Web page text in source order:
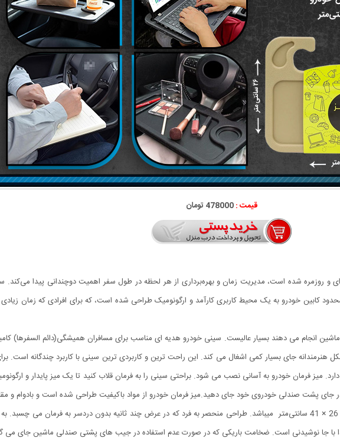
قیمت :478000 تومان
و روزمره شده است، مدیریت زمان و بهره‌برداری از هر لحظه در طول سفر اهمیت دوچندانی پیدا می‌کند.
کابین خودرو به یک محیط کاربری کارآمد و ارگونومیک طراحی شده است، که برای افرادی که زمان
انجام می دهند بسیار عالیست. سینی خودرو هدیه ای مناسب برای مسافران همیشگی(دائم السفرها)
جای بسیار کمی اشغال می کند. این راحت ترین و کاربردی ترین سینی با کاربرد چندگانه است.
دارد. میز فرمان خودرو به آسانی نصب می شود. براحتی سینی را به فرمان قلاب کنید تا یک میز پایدار و
پشت صندلی خودروی خود جای دهید.میز فرمان خودرو از مواد باکیفیت طراحی شده است و بادوام و
مناسب برای انواع خودروهای ایرانی و خارجی اندازه بسته‌بندی: 2 × 26 × 41 سانتی‌متر میباشد. طراحی منحصر به فرد که در عرض چند ثانیه بدون دردسر
با جا نوشیدنی است. ضخامت باریکی که در صورت عدم استفاده در جیب های پشتی صندلی ماشین جای می